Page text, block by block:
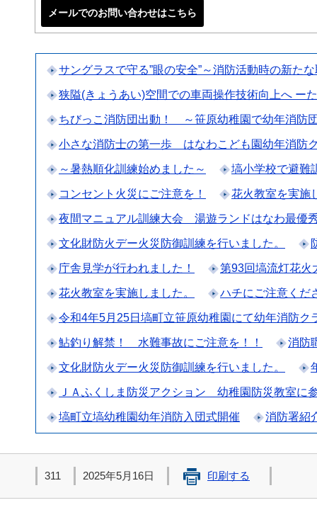
メールでのお問い合わせはこちら
サングラスで守る”眼の安全”～消防活動時の新た
狭隘(きょうあい)空間での車両操作技術向上へ ー
ちびっこ消防団出動！ ～笹原幼稚園で幼年消防
小さな消防士の第一歩 はなわこども園幼年消防
～暑熱順化訓練始めました～ 塙小学校で避難
コンセント火災にご注意を！ 花火教室を実施
夜間マニュアル訓練大会 湯遊ランドはなわ最優
文化財防火デー火災防御訓練を行いました。
庁舎見学が行われました！ 第93回塙流灯花火
花火教室を実施しました。 ハチにご注意くだ
令和4年5月25日塙町立笹原幼稚園にて幼年消防ク
鮎釣り解禁！ 水難事故にご注意を！！ 消防
文化財防火デー火災防御訓練を行いました。
ＪＡふくしま防災アクション 幼稚園防災教室に
塙町立塙幼稚園幼年消防入団式開催 消防署紹
311 2025年5月16日 印刷する